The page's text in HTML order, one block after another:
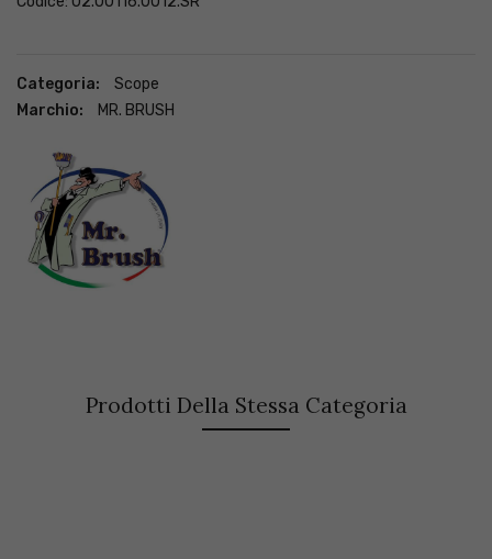
Categoria:
Scope
Marchio:
MR. BRUSH
Prodotti Della Stessa Categoria